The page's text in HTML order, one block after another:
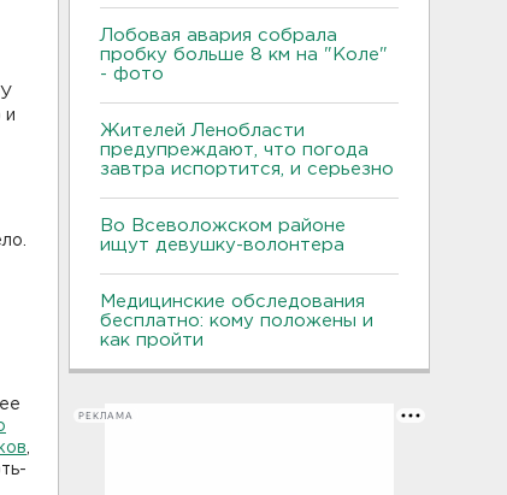
и
Лобовая авария собрала
пробку больше 8 км на "Коле"
- фото
Жителей Ленобласти
предупреждают, что погода
завтра испортится, и серьезно
Во Всеволожском районе
ищут девушку-волонтера
Медицинские обследования
бесплатно: кому положены и
как пройти
РЕКЛАМА